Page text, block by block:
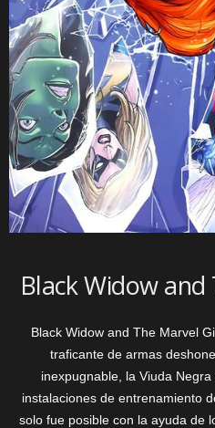
Black Widow
Black Widow and The Marvel
traficante de armas
inexpugnable, la Viuda
instalaciones de entrenamiento
solo fue posible con la ayuda de